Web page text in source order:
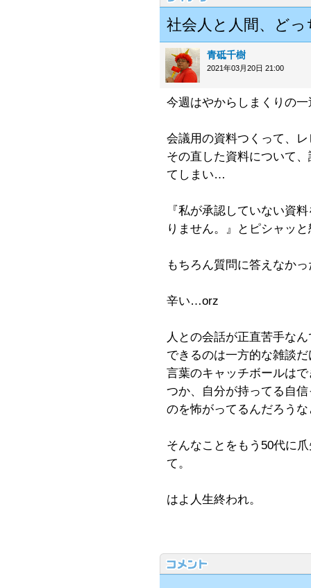
社会人と人間、ど
青砥千樹
2021年03月20日 21:00
今週はやからしまくりの
会議用の資料つくって、
その直した資料について
てしまい…
『私が承認していない資
りません。』とピシャッ
もちろん質問に答えなか
辛い…orz
人との会話が正直苦手な
できるのは一方的な雑談
言葉のキャッチボールは
つか、自分が持ってる自
のを怖がってるんだろうな
そんなことをもう50代に
て。
はよ人生終われ。